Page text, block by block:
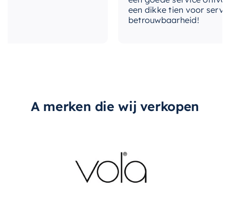
sanitairproducten, is deze hoofddouche een
investering in duurzaamheid en stijl. Laat u
Plafondmontage
hoofddouche
Cascade, Hotbath
Spray
verstelbare-kop Nee
volumestroomklasse S (8,7-11,5 l/min.)
een dikke tien voor service,
betrouwbaarheid!
A merken die wij verkopen